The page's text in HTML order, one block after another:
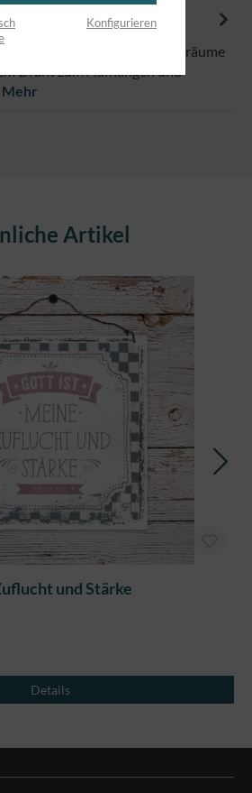
x 13 cm, für trockene Innenräume
Draht zum Aufhängen und
Mehr
Artikel
und Stärke
Details
Konfigurieren